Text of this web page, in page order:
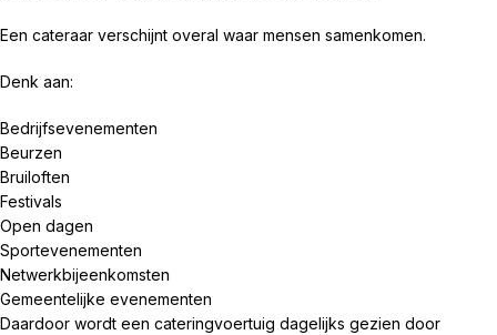
Een cateraar verschijnt overal waar mensen samenkomen.
Denk aan:
Bedrijfsevenementen
Beurzen
Bruiloften
Festivals
Open dagen
Sportevenementen
Netwerkbijeenkomsten
Gemeentelijke evenementen
Daardoor wordt een cateringvoertuig dagelijks gezien door